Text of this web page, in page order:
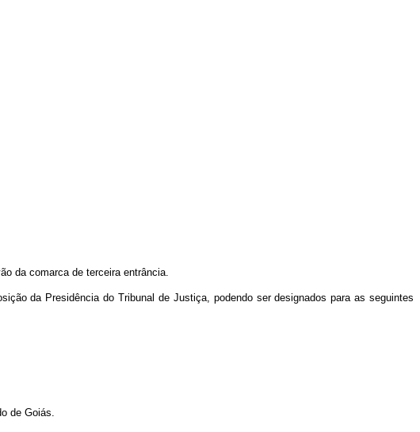
da comarca de terceira entrância.
da Presidência do Tribunal de Justiça, podendo ser designados para as seguintes
de Goiás.